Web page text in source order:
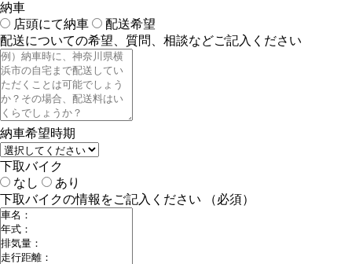
納車
店頭にて納車
配送希望
配送についての希望、質問、相談などご記入ください
納車希望時期
下取バイク
なし
あり
下取バイクの情報をご記入ください
（必須）